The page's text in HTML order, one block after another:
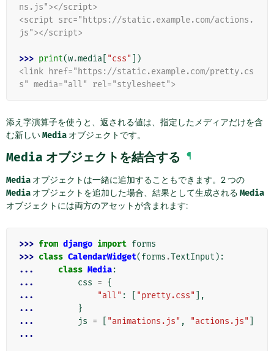
ns.js"></script>
<script src="https://static.example.com/actions.
js"></script>
>>> print(w.media "css"
])
<link href="https://static.example.com/pretty.cs
s" media="all" rel="stylesheet">
添え字演算子を使うと、返される値は、指定したメディアだけを含
む新しいMedia オブジェクトです。
Media オブジェクトを結合する ¶
Media オブジェクトは一緒に追加することもできます。2 つの
Media オブジェクトを追加した場合、結果として生成される Media
オブジェクトには両方のアセットが含まれます:
>>> from django import forms
>>> class CalendarWidget(forms .TextInput ):
...
class Media:
...
css = {
...
"all" : "pretty.css"
],
...
}
...
js = "animations.js" , "actions.js"
...